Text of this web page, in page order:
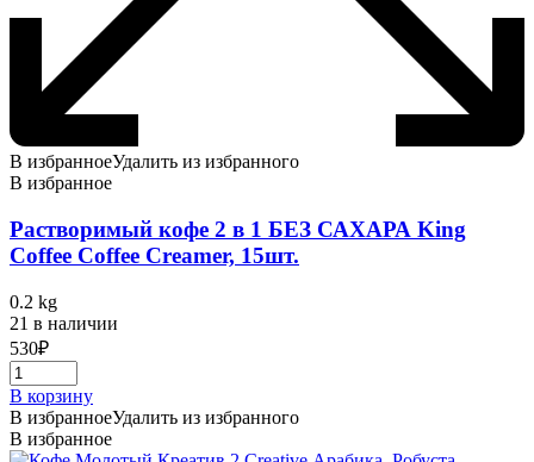
В избранноеУдалить из избранного
В избранное
Растворимый кофе 2 в 1 БЕЗ САХАРА King
Coffee Coffee Creamer, 15шт.
0.2 kg
21 в наличии
530₽
В корзину
В избранноеУдалить из избранного
В избранное